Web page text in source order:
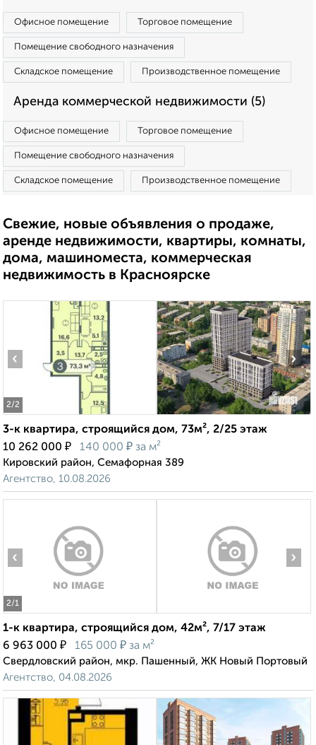
Офисное помещение Торговое помещение
Помещение свободного назначения
Складское помещение Производственное помещение
Аренда коммерческой недвижимости (5)
Офисное помещение Торговое помещение
Помещение свободного назначения
Складское помещение Производственное помещение
Свежие, новые объявления о продаже,
аренде недвижимости, квартиры, комнаты,
дома, машиноместа, коммерческая
недвижимость в Красноярске
2/2
‹ ›
3-к квартира, строящийся дом, 73м², 2/25 этаж
10 262 000 ₽ 140 000 ₽ за м²
Кировский район, Семафорная 389
Агентство, 10.08.2026
2/1
‹ ›
1-к квартира, строящийся дом, 42м², 7/17 этаж
6 963 000 ₽ 165 000 ₽ за м²
Свердловский район, мкр. Пашенный, ЖК Новый Портовый
Агентство, 04.08.2026